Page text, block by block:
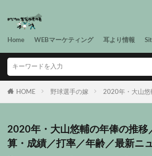
Home WEBマーケティング 耳より情報
HOME 野球選手の嫁 2020年・大山悠
2020年・大山悠輔の年俸の推移
算・成績／打率／年齢／最新ニ